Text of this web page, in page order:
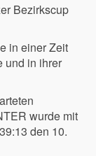
Bezirkscup
in einer Zeit
und in ihrer
wurde mit
den 10.